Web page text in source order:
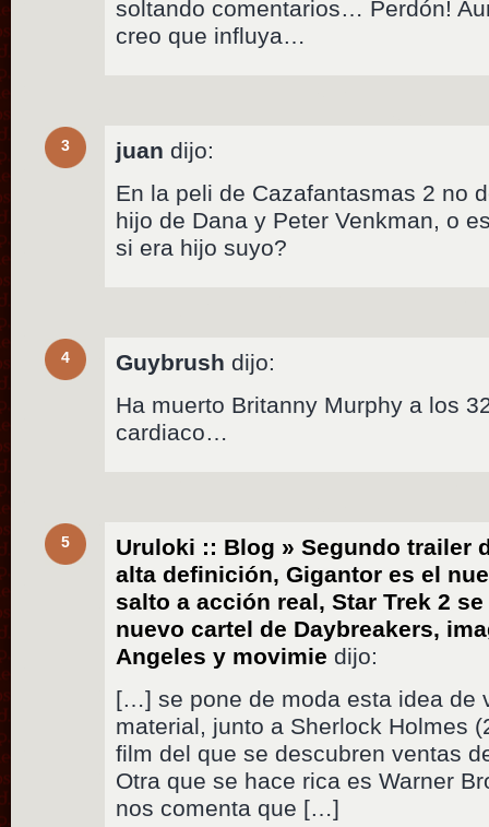
soltando comentarios… Perdón!
creo que influya…
3 juan dijo:
En la peli de Cazafantasmas 2 no
hijo de Dana y Peter Venkman, o
si era hijo suyo?
4 Guybrush dijo:
Ha muerto Britanny Murphy a los
cardiaco…
5
Uruloki :: Blog » Segundo trailer
alta definición, Gigantor es el
salto a acción real, Star Trek 2
nuevo cartel de Daybreakers,
Angeles y movimie dijo:
[…] se pone de moda esta idea de
material, junto a Sherlock Holmes
film del que se descubren ventas
Otra que se hace rica es Warner
nos comenta que […]